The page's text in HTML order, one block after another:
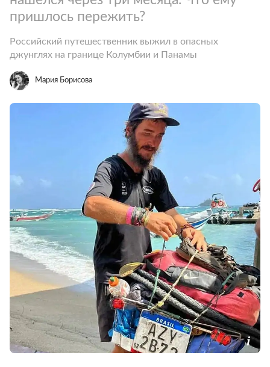
пришлось пережить?
Российский путешественник выжил в опасных
джунглях на границе Колумбии и Панамы
Мария Борисова